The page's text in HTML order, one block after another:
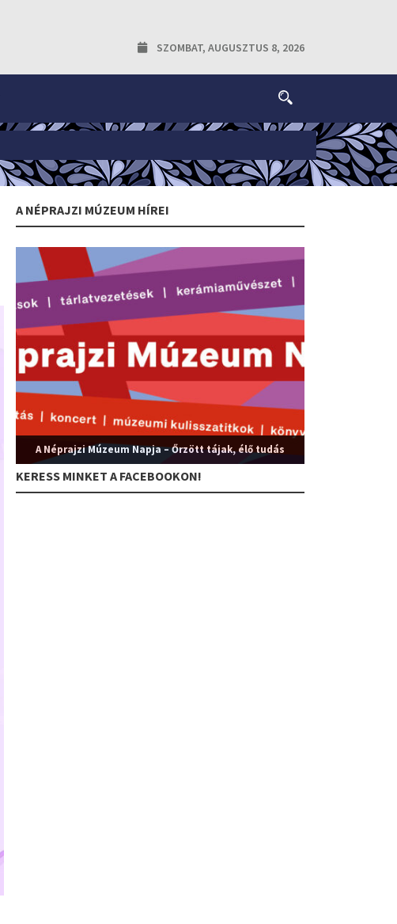
SZOMBAT, AUGUSZTUS 8, 2026
A NÉPRAJZI MÚZEUM HÍREI
A Néprajzi Múzeum Napja – Őrzött tájak, élő tudás
KERESS MINKET A FACEBOOKON!